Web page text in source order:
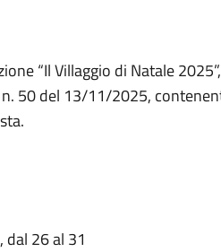
“Il Villaggio di Natale
n. 50 del 13/11/2025,
dal 26 al 31